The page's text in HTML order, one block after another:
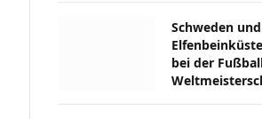
Schweden und
bei der